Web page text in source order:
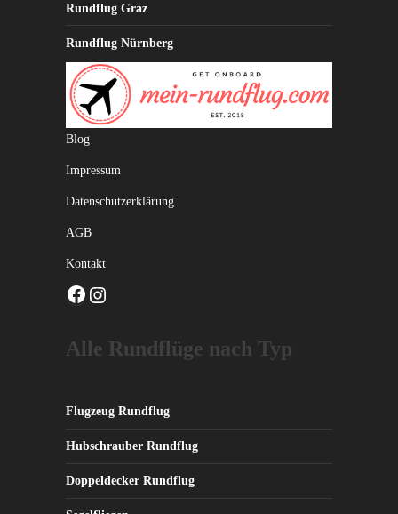
Rundflug Graz
Rundflug Nürnberg
Blog
Impressum
Datenschutzerklärung
AGB
Kontakt
Facebook
Alle Rundflüge nach Typ
Flugzeug Rundflug
Hubschrauber Rundflug
Doppeldecker Rundflug